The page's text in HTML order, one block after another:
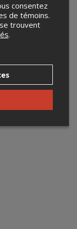
consentez
de témoins.
trouvent
.